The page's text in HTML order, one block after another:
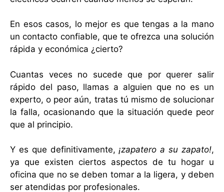
En esos casos, lo mejor es que tengas a la mano
un contacto confiable, que te ofrezca una solución
rápida y económica ¿cierto?
Cuantas veces no sucede que por querer salir
rápido del paso, llamas a alguien que no es un
experto, o peor aún, tratas tú mismo de solucionar
la falla, ocasionando que la situación quede peor
que al principio.
Y es que definitivamente, ¡zapatero a su zapato!,
ya que existen ciertos aspectos de tu hogar u
oficina que no se deben tomar a la ligera, y deben
ser atendidas por profesionales.